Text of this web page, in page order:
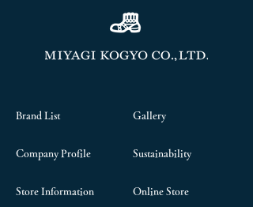
Brand List
Company Profile
Store Information
Gallery
Sustainability
Online Store